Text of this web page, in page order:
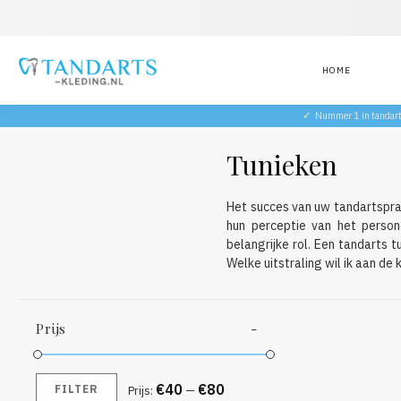
HOME
✓ Nummer 1 in
Tunieken
Het succes van uw
hun perceptie van het
belangrijke rol. Een tandarts
Welke uitstraling wil ik aan de
Prijs
FILTER Prijs: €40 — €80